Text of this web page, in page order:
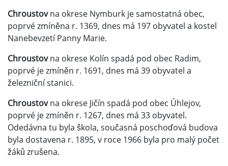
Chroustovna okrese Nymburk je samostatná obec,
poprvé zmíněna r. 1369, dnes má 197 obyvatel a kostel
Nanebevzetí Panny Marie.
Chroustovna okrese Kolín spadá pod obec Radim,
poprvé je zmíněn r. 1691, dnes má 39 obyvatel a
železniční stanici.
Chroustovna okrese Jičín spadá pod obec Úhlejov,
poprvé je zmíněn r. 1267, dnes má 33 obyvatel.
Odedávna tu byla škola, současná poschoďová budova
byla dostavena r. 1895, v roce 1966 byla pro malý počet
žáků zrušena.